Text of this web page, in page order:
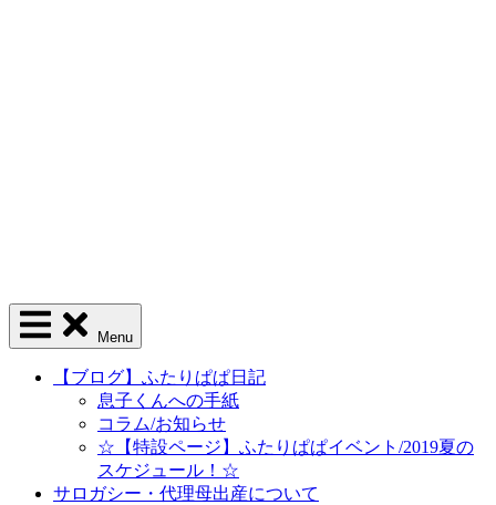
Menu
【ブログ】ふたりぱぱ日記
息子くんへの手紙
コラム/お知らせ
☆【特設ページ】ふたりぱぱイベント/2019夏の
スケジュール！☆
サロガシー・代理母出産について